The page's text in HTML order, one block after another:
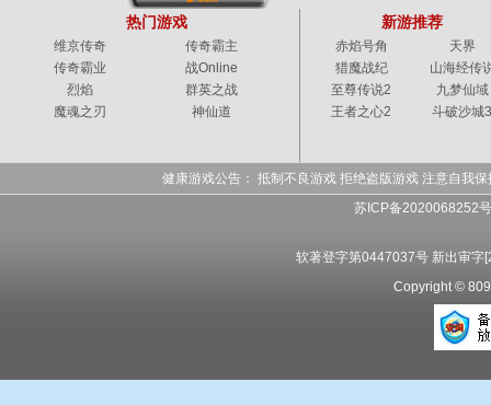
热门游戏
维京传奇
传奇霸主
传奇霸业
战Online
烈焰
群英之战
魔魂之刃
神仙道
新游推荐
赤焰号角
天界
猎魔战纪
山海经传
至尊传说2
九梦仙域
王者之心2
斗破沙城
健康游戏公告： 抵制不良游戏 拒绝盗版游戏 注意自我
苏ICP备2020068252
软著登字第0447037号 新出审
Copyright ©